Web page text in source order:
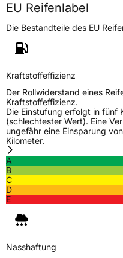
EPREL ID2537802
Allgemeine
EU Reifenlabel
Die Bestandteile des EU
Kraftstoffeffizienz
Der Rollwiderstand eines
Kraftstoffeffizienz.
Die Einstufung erfolgt in fünf
(schlechtester Wert). Eine
ungefähr eine Einsparung
Kilometer.
A
B
C
D
E
Nasshaftung